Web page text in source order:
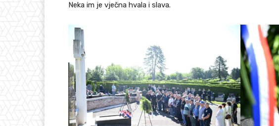
Neka im je vječna hvala i slava.